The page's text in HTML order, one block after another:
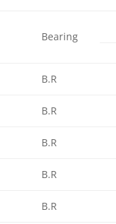
Bearing
B.R
B.R
B.R
B.R
B.R